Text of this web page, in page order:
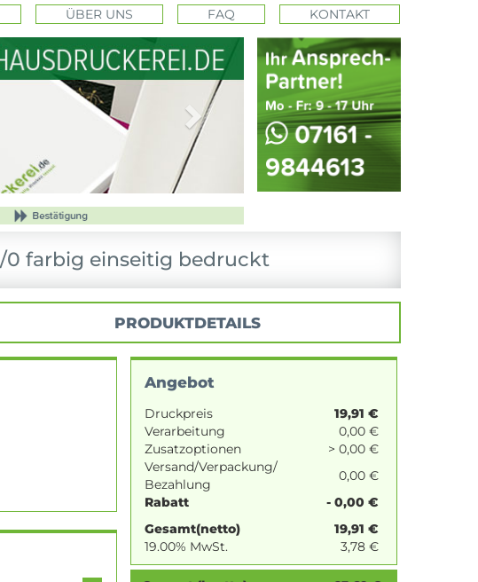
ÜBER UNS FAQ KONTAKT
Next
farbig einseitig bedruckt
PRODUKTDETAILS
Angebot
Druckpreis 19,91 €
Verarbeitung
0,00 €
Zusatzoptionen
> 0,00 €
Versand/Verpackung/
Bezahlung
0,00 €
Rabatt
- 0,00 €
Gesamt(netto)
19,91 €
19.00% MwSt.
3,78€